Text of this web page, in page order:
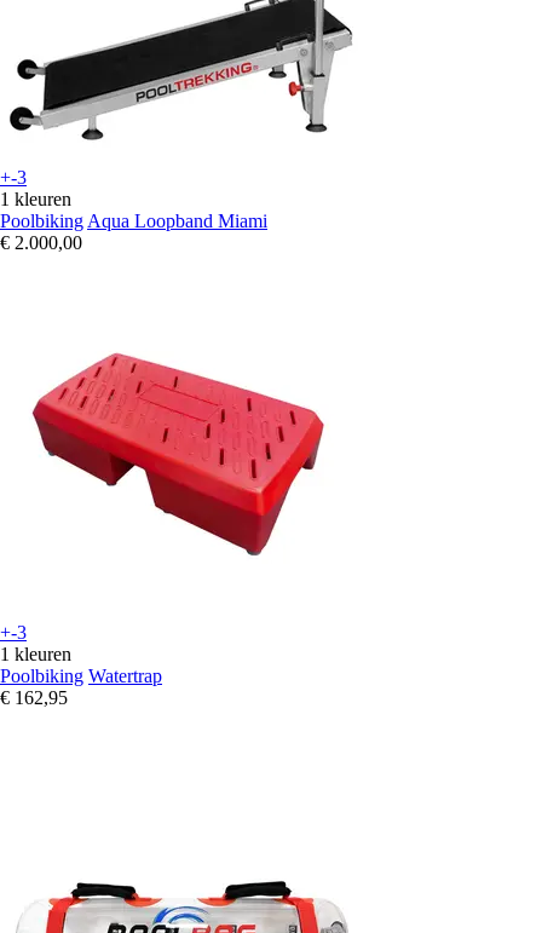
+-3
1 kleuren
Poolbiking Aqua Loopband Miami
€ 2.000,00
+-3
1 kleuren
Poolbiking Watertrap
€ 162,95